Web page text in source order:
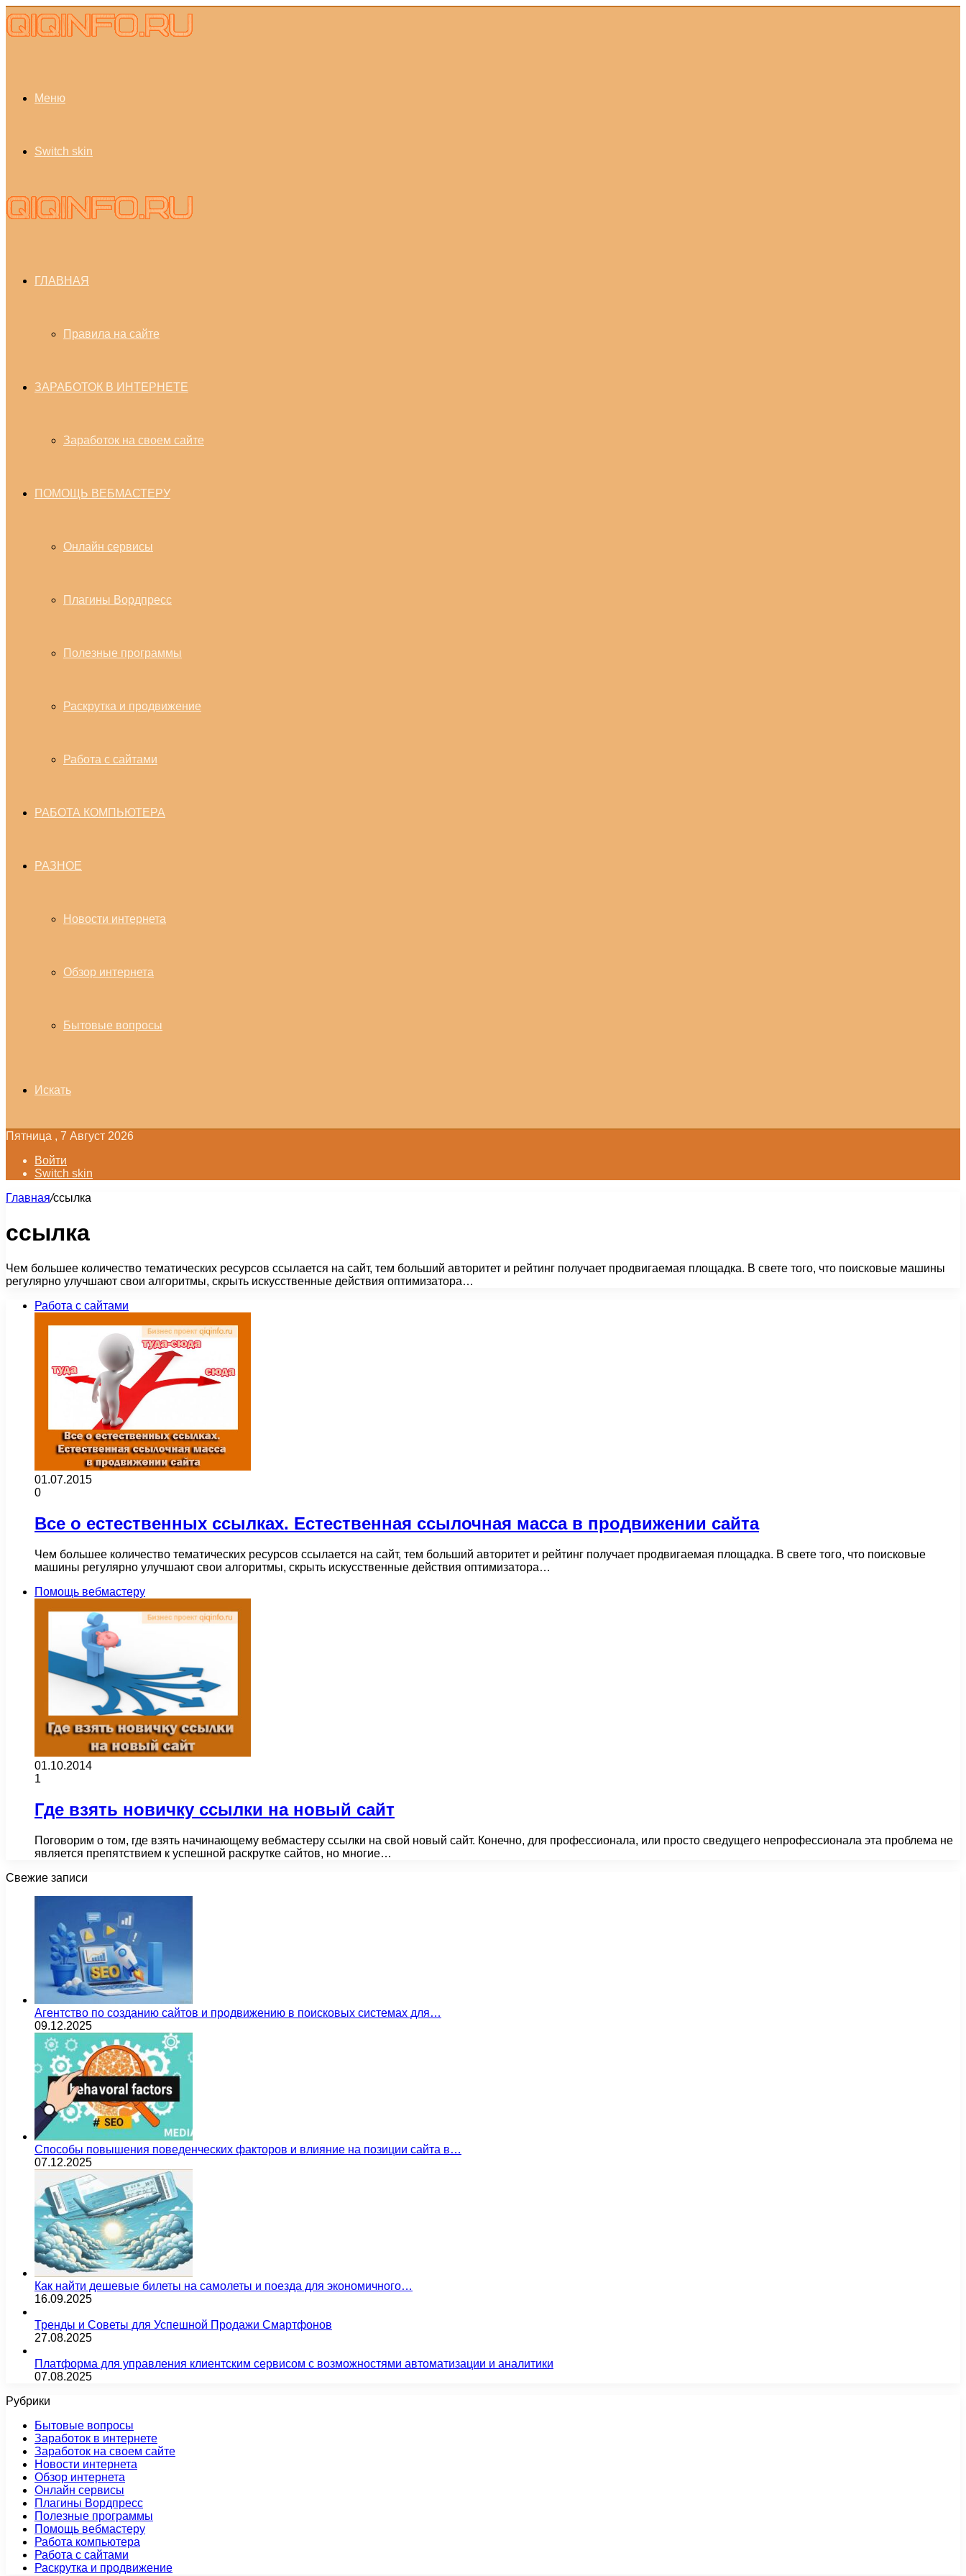
Меню
Switch skin
ГЛАВНАЯ
Правила на сайте
ЗАРАБОТОК В ИНТЕРНЕТЕ
Заработок на своем сайте
ПОМОЩЬ ВЕБМАСТЕРУ
Онлайн сервисы
Плагины Вордпресс
Полезные программы
Раскрутка и продвижение
Работа с сайтами
РАБОТА КОМПЬЮТЕРА
РАЗНОЕ
Новости интернета
Обзор интернета
Бытовые вопросы
Искать
Пятница , 7 Август 2026
Войти
Switch skin
Главная/ссылка
ссылка
Чем большее количество тематических ресурсов ссылается на сайт, тем больший авторитет и рейтинг получает продвигаемая площадка. В свете того, что поисковые машины
регулярно улучшают свои алгоритмы, скрыть искусственные действия оптимизатора…
Работа с сайтами
01.07.2015
0
Все о естественных ссылках. Естественная ссылочная масса в продвижении сайта
Чем большее количество тематических ресурсов ссылается на сайт, тем больший авторитет и рейтинг получает продвигаемая площадка. В свете того, что поисковые
машины регулярно улучшают свои алгоритмы, скрыть искусственные действия оптимизатора…
Помощь вебмастеру
01.10.2014
1
Где взять новичку ссылки на новый сайт
Поговорим о том, где взять начинающему вебмастеру ссылки на свой новый сайт. Конечно, для профессионала, или просто сведущего непрофессионала эта проблема не
является препятствием к успешной раскрутке сайтов, но многие…
Свежие записи
Агентство по созданию сайтов и продвижению в поисковых системах для…
09.12.2025
Способы повышения поведенческих факторов и влияние на позиции сайта в…
07.12.2025
Как найти дешевые билеты на самолеты и поезда для экономичного…
16.09.2025
Тренды и Советы для Успешной Продажи Смартфонов
27.08.2025
Платформа для управления клиентским сервисом с возможностями автоматизации и аналитики
07.08.2025
Рубрики
Бытовые вопросы
Заработок в интернете
Заработок на своем сайте
Новости интернета
Обзор интернета
Онлайн сервисы
Плагины Вордпресс
Полезные программы
Помощь вебмастеру
Работа компьютера
Работа с сайтами
Раскрутка и продвижение